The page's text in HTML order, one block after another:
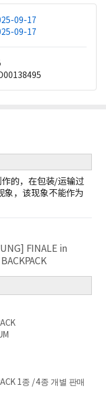
09-17
09-17
的，在包装/运输过
象，该现象不能作为
FINALE in
1종 / 4종 개별 판매